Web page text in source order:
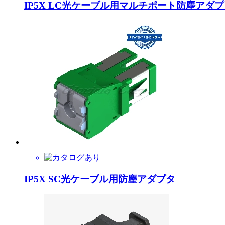
IP5X LC光ケーブル用マルチポート防塵アダ
IP5X SC光ケーブル用防塵アダプタ